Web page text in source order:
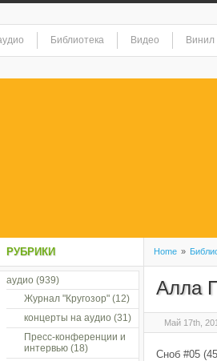
Библиотека Видео Винил
Home »
Алла
Май 17th,
Сноб #05
РУБРИКИ
аудио (939)
Журнал "Кругозор"(12)
концерты на аудио (31)
Пресс-конференции и
интервью(18)